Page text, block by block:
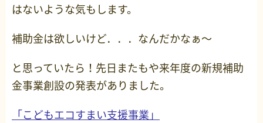
はないような気もします。
補助金は欲しいけど．．．なんだかなぁ～
と思っていたら！先日またもや来年度の新規補助
金事業創設の発表がありました。
「こどもエコすまい支援事業」